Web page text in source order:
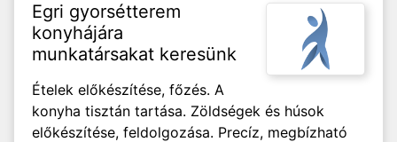
Egri gyorsétterem
konyhájára
munkatársakat keresünk
Ételek előkészítése, főzés. A
konyha tisztán tartása. Zöldségek és húsok
előkészítése, feldolgozása. Precíz, megbízható